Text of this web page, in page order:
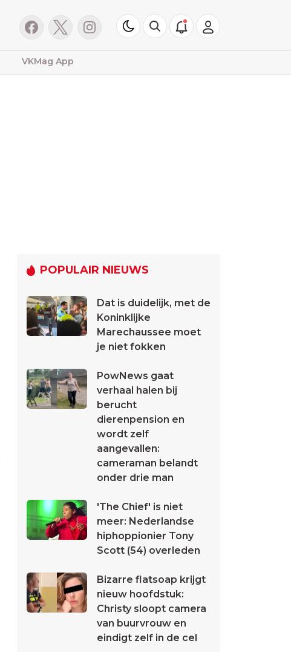
VKMag App
POPULAIR NIEUWS
Dat is duidelijk, met de
Koninklijke
Marechaussee moet
je niet fokken
PowNews gaat
verhaal halen bij
berucht
dierenpension en
wordt zelf
aangevallen:
cameraman belandt
onder drie man
'The Chief' is niet
meer: Nederlandse
hiphoppionier Tony
Scott (54) overleden
Bizarre flatsoap krijgt
nieuw hoofdstuk:
Christy sloopt camera
van buurvrouw en
eindigt zelf in de cel